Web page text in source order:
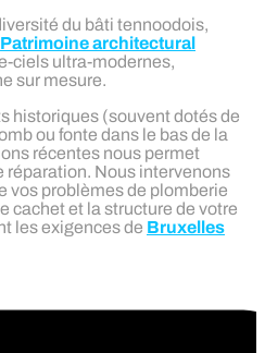
du bâti tennoodois,
Patrimoine architectural
ciels ultra-modernes,
sur mesure.
historiques (souvent dotés de
ou fonte dans le bas de la
récentes nous permet
réparation. Nous intervenons
vos problèmes de plomberie
cachet et la structure de votre
les exigences de Bruxelles